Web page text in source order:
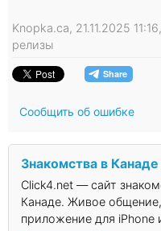
Knopka.ca, 21.11.2025
релизы
Сообщить об ошибке
Знакомства в Канаде
Click4.net — сайт
Канаде. Живое
приложение для iPhone